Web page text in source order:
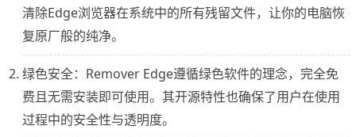
清除Edge浏览器在系统中的所有残留文件，让你的电脑恢
复原厂般的纯净。
绿色安全：Remover Edge遵循绿色软件的理念，完全免
费且无需安装即可使用。其开源特性也确保了用户在使用
过程中的安全性与透明度。